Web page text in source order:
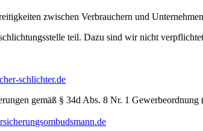
zwischen Verbrauchern und
teil. Dazu sind wir nicht
schlichter.de
gemäß § 34d Abs. 8 Nr. 1 Gewerbeordnung